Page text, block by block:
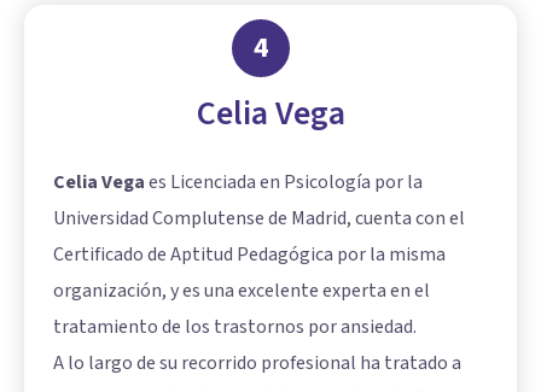
4
Celia Vega
Celia Vegaes Licenciada en Psicología por la
Universidad Complutense de Madrid, cuenta con el
Certificado de Aptitud Pedagógica por la misma
organización, y es una excelente experta en el
tratamiento de los trastornos por ansiedad.
A lo largo de su recorrido profesional ha tratado a